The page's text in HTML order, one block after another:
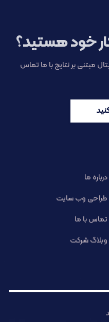
خود هستید؟
مبتنی بر نتایج با ما تماس
درباره ما
طراحی وب سایت
تماس با ما
وبلاگ شرکت